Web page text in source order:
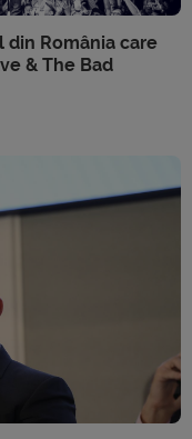
România care
& The Bad